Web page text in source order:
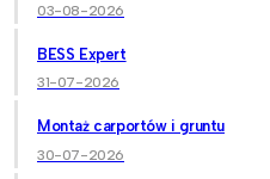
03-08-2026
BESS Expert
31-07-2026
Montaż carportów i gruntu
30-07-2026